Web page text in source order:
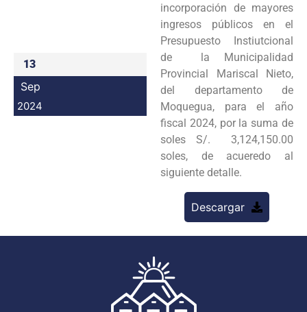
Programas
Intranet
13
Sep
2024
incorporación de mayores
ingresos públicos en el
Presupuesto Instiutcional
de la Municipalidad
Provincial Mariscal Nieto,
del departamento de
Moquegua, para el año
fiscal 2024, por la suma de
soles S/. 3,124,150.00
soles, de acueredo al
siguiente detalle.
Descargar